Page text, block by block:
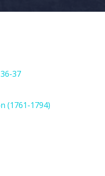
37
(1761-1794)